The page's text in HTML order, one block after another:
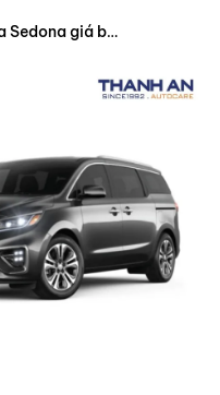
Lốp xe Kia Sedona giá bao nhiêu? Sử dụng các kích thước nào?